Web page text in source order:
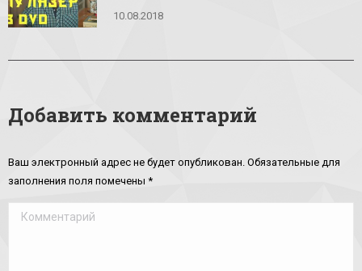
10.08.2018
Добавить комментарий
Ваш электронный адрес не будет опубликован. Обязательные для
заполнения поля помечены *
Комментарий